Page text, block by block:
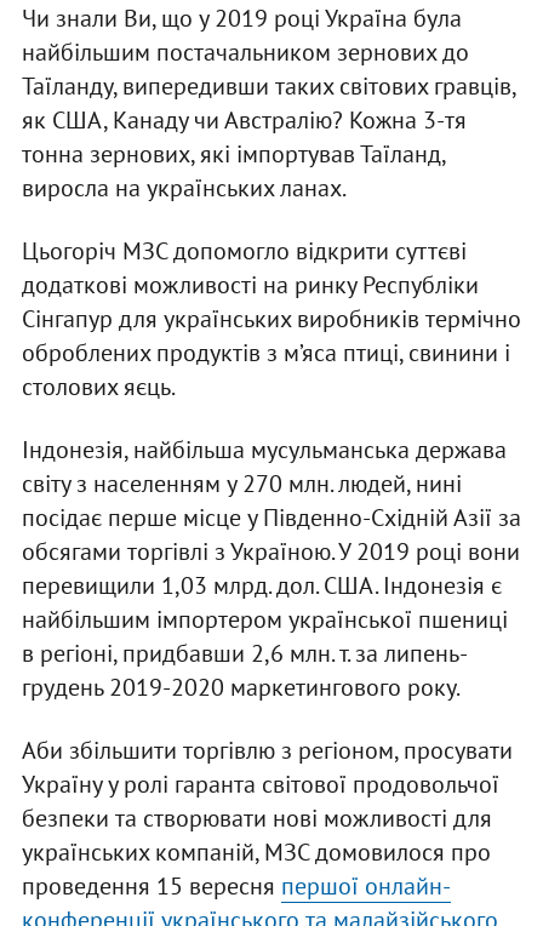
Чи знали Ви, що у 2019 році Україна була
найбільшим постачальником зернових до
Таїланду, випередивши таких світових гравців,
як США, Канаду чи Австралію? Кожна 3-тя
тонна зернових, які імпортував Таїланд,
виросла на українських ланах.
Цьогоріч МЗС допомогло відкрити суттєві
додаткові можливості на ринку Республіки
Сінгапур для українських виробників термічно
оброблених продуктів з м’яса птиці, свинини і
столових яєць.
Індонезія, найбільша мусульманська держава
світу з населенням у 270 млн. людей, нині
посідає перше місце у Південно-Східній Азії за
обсягами торгівлі з Україною. У 2019 році вони
перевищили 1,03 млрд. дол. США. Індонезія є
найбільшим імпортером української пшениці
в регіоні, придбавши 2,6 млн. т. за липень-
грудень 2019-2020 маркетингового року.
Аби збільшити торгівлю з регіоном, просувати
Україну у ролі гаранта світової продовольчої
безпеки та створювати нові можливості для
українських компаній, МЗС домовилося про
проведення 15 вересня першої онлайн-
конференції українського та малайзійського